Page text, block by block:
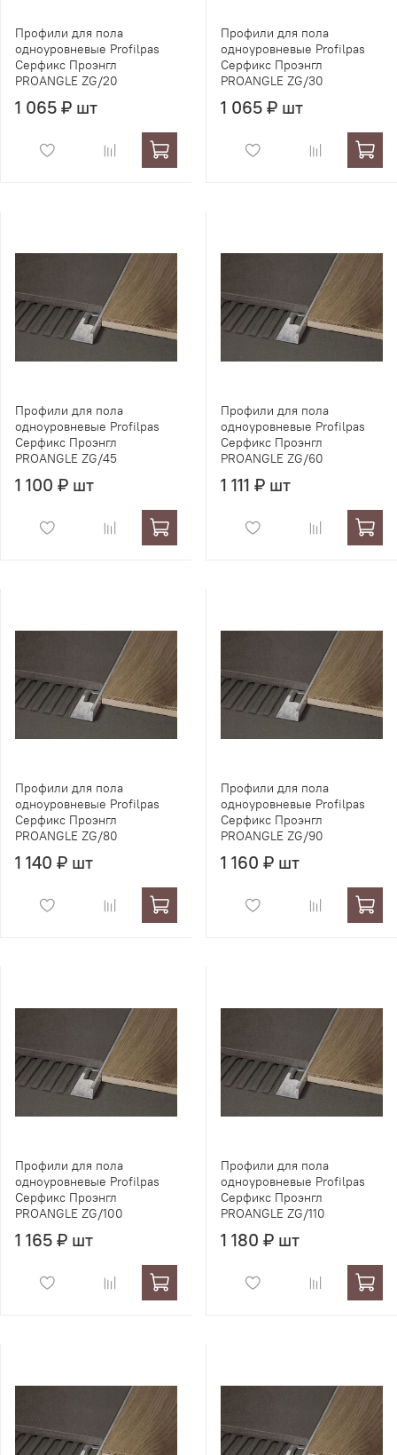
Профили для пола
одноуровневые Profilpas
Серфикс Проэнгл
PROANGLE ZG/20
1 065 ₽ шт
Профили для пола
одноуровневые Profilpas
Серфикс Проэнгл
PROANGLE ZG/30
1 065 ₽ шт
Профили для пола
одноуровневые Profilpas
Серфикс Проэнгл
PROANGLE ZG/45
1 100 ₽ шт
Профили для пола
одноуровневые Profilpas
Серфикс Проэнгл
PROANGLE ZG/60
1 111 ₽ шт
Профили для пола
одноуровневые Profilpas
Серфикс Проэнгл
PROANGLE ZG/80
1 140 ₽ шт
Профили для пола
одноуровневые Profilpas
Серфикс Проэнгл
PROANGLE ZG/90
1 160 ₽ шт
Профили для пола
одноуровневые Profilpas
Серфикс Проэнгл
PROANGLE ZG/100
1 165 ₽ шт
Профили для пола
одноуровневые Profilpas
Серфикс Проэнгл
PROANGLE ZG/110
1 180 ₽ шт